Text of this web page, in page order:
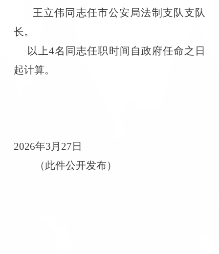
王立伟同志任市公安局法制支队支队
长。
以上4名同志任职时间自政府任命之日
起计算。
2026年3 月 27 日
（此件公开发布）